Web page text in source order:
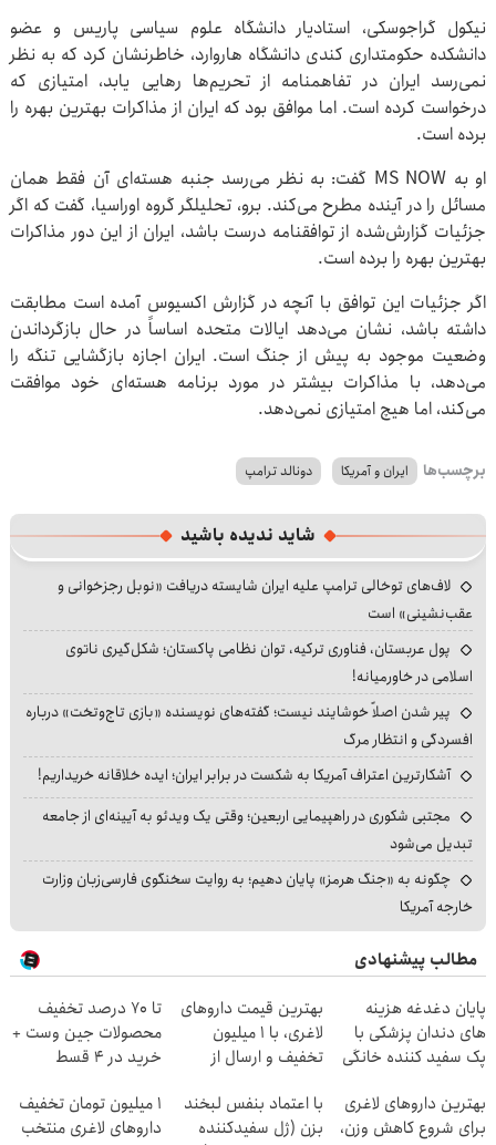
نیکول گراجوسکی، استادیار دانشگاه علوم سیاسی پاریس و عضو
دانشکده حکومتداری کندی دانشگاه هاروارد، خاطرنشان کرد که به نظر
نمی‌رسد ایران در تفاهمنامه از تحریم‌ها رهایی یابد، امتیازی که
درخواست کرده است. اما موافق بود که ایران از مذاکرات بهترین بهره را
برده است.
او به MS NOW گفت: به نظر می‌رسد جنبه هسته‌ای آن فقط همان
مسائل را در آینده مطرح می‌کند. برو، تحلیلگر گروه اوراسیا، گفت که اگر
جزئیات گزارش‌شده از توافقنامه درست باشد، ایران از این دور مذاکرات
بهترین بهره را برده است.
اگر جزئیات این توافق با آنچه در گزارش اکسیوس آمده است مطابقت
داشته باشد، نشان می‌دهد ایالات متحده اساساً در حال بازگرداندن
وضعیت موجود به پیش از جنگ است. ایران اجازه بازگشایی تنگه را
می‌دهد، با مذاکرات بیشتر در مورد برنامه هسته‌ای خود موافقت
می‌کند، اما هیچ امتیازی نمی‌دهد.
برچسب‌ها ایران و آمریکا دونالد ترامپ
شاید ندیده باشید
لاف‌های توخالی ترامپ علیه ایران شایسته دریافت «نوبل رجزخوانی و
عقب‌نشینی» است
پول عربستان، فناوری ترکیه، توان نظامی پاکستان؛ شکل‌گیری ناتوی
اسلامی در خاورمیانه!
پیر شدن اصلاً خوشایند نیست؛ گفته‌های نویسنده «بازی تاج‌وتخت» درباره
افسردگی و انتظار مرگ
آشکارترین اعتراف آمریکا به شکست در برابر ایران؛ ایده خلاقانه خریداریم!
مجتبی شکوری در راهپیمایی اربعین؛ وقتی یک ویدئو به آیینه‌ای از جامعه
تبدیل می‌شود
چگونه به «جنگ هرمز» پایان دهیم؛ به روایت سخنگوی فارسی‌زبان وزارت
خارجه آمریکا
مطالب پیشنهادی
پایان دغدغه هزینه
های دندان پزشکی با
پک سفید کننده خانگی
بهترین قیمت داروهای
لاغری، با ۱ میلیون
تخفیف و ارسال از
تا 70 درصد تخفیف
محصولات جین وست +
خرید در 4 قسط
بهترین داروهای لاغری
برای شروع کاهش وزن،
با اعتماد بنفس لبخند
بزن (ژل سفیدکننده
۱ میلیون تومان تخفیف
داروهای لاغری منتخب